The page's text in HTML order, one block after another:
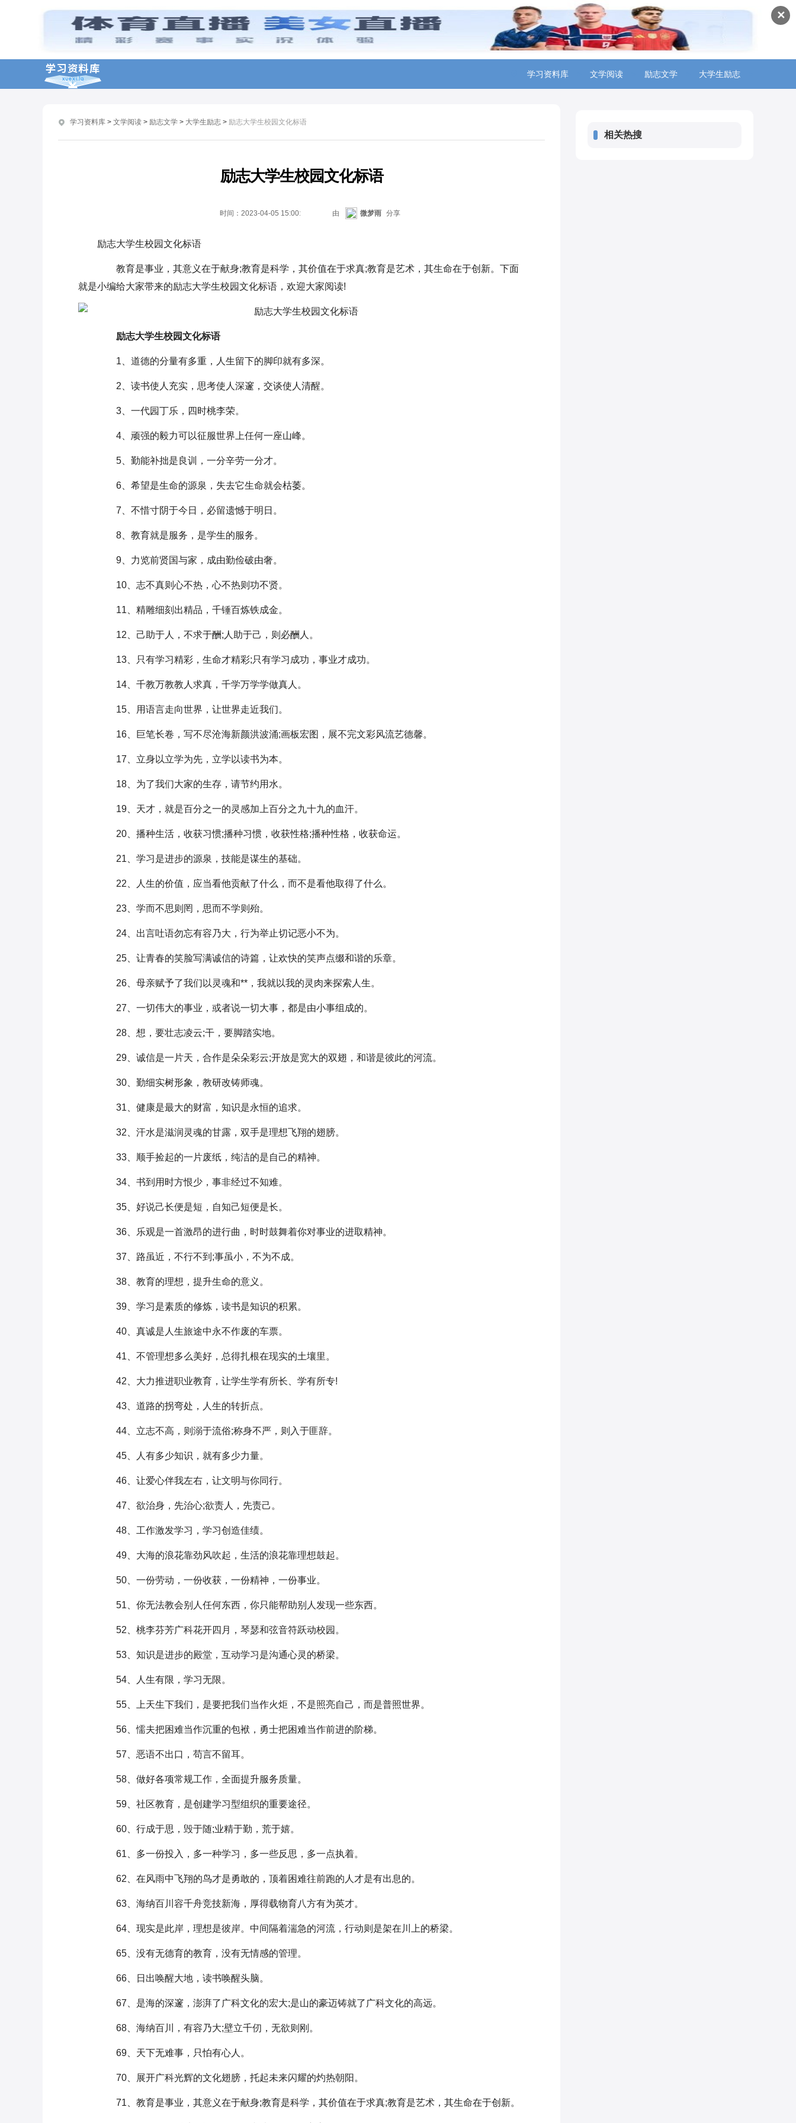
✕
学习资料库 文学阅读 励志文学 大学生励志
学习资料库 > 文学阅读 > 励志文学 > 大学生励志 > 励志大学生校园文化标语
励志大学生校园文化标语
时间： 2023-04-05 15:00:22 由 微梦雨 分享
励志大学生校园文化标语
教育是事业，其意义在于献身;教育是科学，其价值在于求真;教育是艺术，其生命在于创新。下面
就是小编给大家带来的励志大学生校园文化标语，欢迎大家阅读!
励志大学生校园文化标语
1、道德的分量有多重，人生留下的脚印就有多深。
2、读书使人充实，思考使人深邃，交谈使人清醒。
3、一代园丁乐，四时桃李荣。
4、顽强的毅力可以征服世界上任何一座山峰。
5、勤能补拙是良训，一分辛劳一分才。
6、希望是生命的源泉，失去它生命就会枯萎。
7、不惜寸阴于今日，必留遗憾于明日。
8、教育就是服务，是学生的服务。
9、力览前贤国与家，成由勤俭破由奢。
10、志不真则心不热，心不热则功不贤。
11、精雕细刻出精品，千锤百炼铁成金。
12、己助于人，不求于酬;人助于己，则必酬人。
13、只有学习精彩，生命才精彩;只有学习成功，事业才成功。
14、千教万教教人求真，千学万学学做真人。
15、用语言走向世界，让世界走近我们。
16、巨笔长卷，写不尽沧海新颜洪波涌;画板宏图，展不完文彩风流艺德馨。
17、立身以立学为先，立学以读书为本。
18、为了我们大家的生存，请节约用水。
19、天才，就是百分之一的灵感加上百分之九十九的血汗。
20、播种生活，收获习惯;播种习惯，收获性格;播种性格，收获命运。
21、学习是进步的源泉，技能是谋生的基础。
22、人生的价值，应当看他贡献了什么，而不是看他取得了什么。
23、学而不思则罔，思而不学则殆。
24、出言吐语勿忘有容乃大，行为举止切记恶小不为。
25、让青春的笑脸写满诚信的诗篇，让欢快的笑声点缀和谐的乐章。
26、母亲赋予了我们以灵魂和**，我就以我的灵肉来探索人生。
27、一切伟大的事业，或者说一切大事，都是由小事组成的。
28、想，要壮志凌云;干，要脚踏实地。
29、诚信是一片天，合作是朵朵彩云;开放是宽大的双翅，和谐是彼此的河流。
30、勤细实树形象，教研改铸师魂。
31、健康是最大的财富，知识是永恒的追求。
32、汗水是滋润灵魂的甘露，双手是理想飞翔的翅膀。
33、顺手捡起的一片废纸，纯洁的是自己的精神。
34、书到用时方恨少，事非经过不知难。
35、好说己长便是短，自知己短便是长。
36、乐观是一首激昂的进行曲，时时鼓舞着你对事业的进取精神。
37、路虽近，不行不到;事虽小，不为不成。
38、教育的理想，提升生命的意义。
39、学习是素质的修炼，读书是知识的积累。
40、真诚是人生旅途中永不作废的车票。
41、不管理想多么美好，总得扎根在现实的土壤里。
42、大力推进职业教育，让学生学有所长、学有所专!
43、道路的拐弯处，人生的转折点。
44、立志不高，则溺于流俗;称身不严，则入于匪辞。
45、人有多少知识，就有多少力量。
46、让爱心伴我左右，让文明与你同行。
47、欲治身，先治心;欲责人，先责己。
48、工作激发学习，学习创造佳绩。
49、大海的浪花靠劲风吹起，生活的浪花靠理想鼓起。
50、一份劳动，一份收获，一份精神，一份事业。
51、你无法教会别人任何东西，你只能帮助别人发现一些东西。
52、桃李芬芳广科花开四月，琴瑟和弦音符跃动校园。
53、知识是进步的殿堂，互动学习是沟通心灵的桥梁。
54、人生有限，学习无限。
55、上天生下我们，是要把我们当作火炬，不是照亮自己，而是普照世界。
56、懦夫把困难当作沉重的包袱，勇士把困难当作前进的阶梯。
57、恶语不出口，苟言不留耳。
58、做好各项常规工作，全面提升服务质量。
59、社区教育，是创建学习型组织的重要途径。
60、行成于思，毁于随;业精于勤，荒于嬉。
61、多一份投入，多一种学习，多一些反思，多一点执着。
62、在风雨中飞翔的鸟才是勇敢的，顶着困难往前跑的人才是有出息的。
63、海纳百川容千舟竞技新海，厚得载物育八方有为英才。
64、现实是此岸，理想是彼岸。中间隔着湍急的河流，行动则是架在川上的桥梁。
65、没有无德育的教育，没有无情感的管理。
66、日出唤醒大地，读书唤醒头脑。
67、是海的深邃，澎湃了广科文化的宏大;是山的豪迈铸就了广科文化的高远。
68、海纳百川，有容乃大;壁立千仞，无欲则刚。
69、天下无难事，只怕有心人。
70、展开广科光辉的文化翅膀，托起未来闪耀的灼热朝阳。
71、教育是事业，其意义在于献身;教育是科学，其价值在于求真;教育是艺术，其生命在于创新。
相关热搜